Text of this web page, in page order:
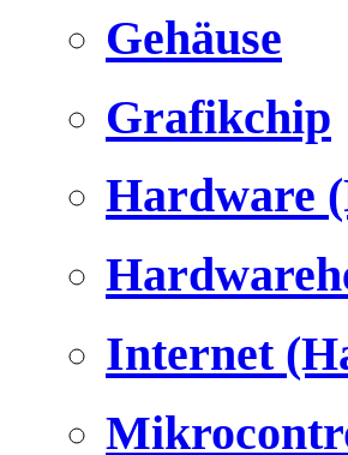
Gehäuse
Grafikchip
Hardware
Internet